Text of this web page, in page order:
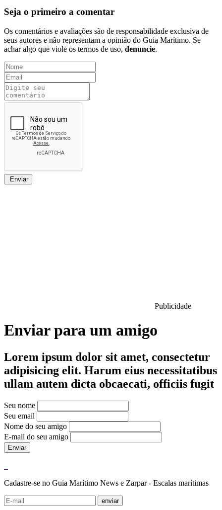
Seja o primeiro a comentar
Os comentários e avaliações são de responsabilidade exclusiva de
seus autores e não representam a opinião do Guia Marítimo. Se
achar algo que viole os termos de uso, denuncie.
Enviar
Publicidade
Enviar para um amigo
Lorem ipsum dolor sit amet, consectetur
adipisicing elit. Harum eius necessitatibus
ullam autem dicta obcaecati, officiis fugit
Seu nome
Seu email
Nome do seu amigo
E-mail do seu amigo
Enviar
Cadastre-se no Guia Marítimo News e Zarpar - Escalas marítimas
enviar